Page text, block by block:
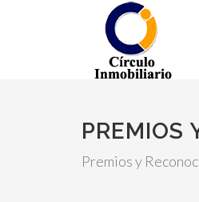
PREMIOS
Premios y